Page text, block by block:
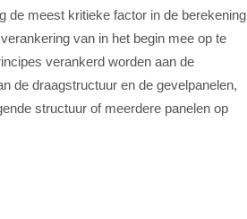
de meest kritieke factor in de berekening
van in het begin mee op te
verankerd worden aan de
de draagstructuur en de gevelpanelen,
structuur of meerdere panelen op